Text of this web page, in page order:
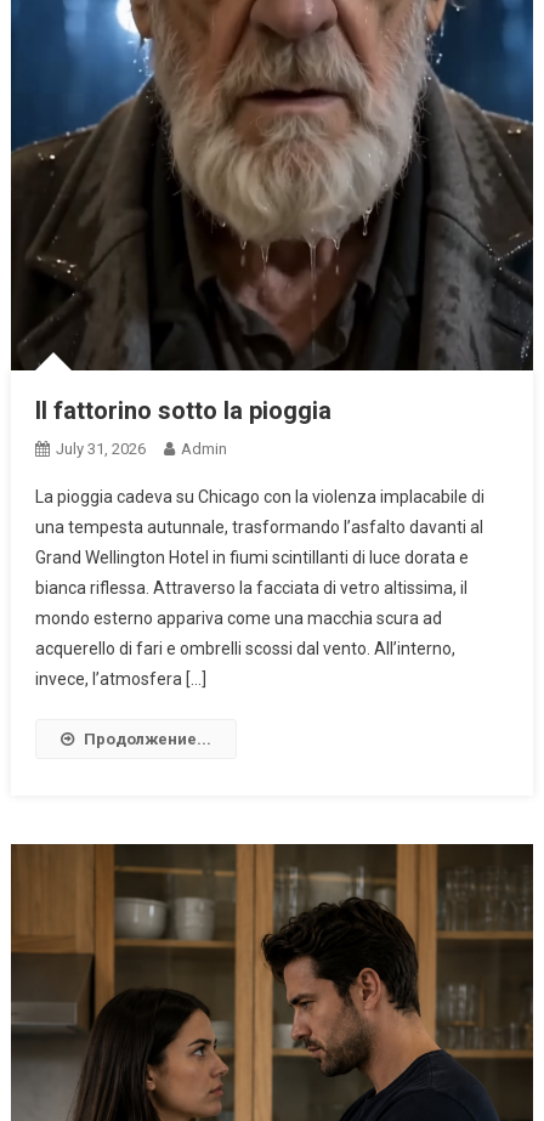
Il fattorino sotto la pioggia
July 31, 2026 Admin
La pioggia cadeva su Chicago con la violenza implacabile di
una tempesta autunnale, trasformando l’asfalto davanti al
Grand Wellington Hotel in fiumi scintillanti di luce dorata e
bianca riflessa. Attraverso la facciata di vetro altissima, il
mondo esterno appariva come una macchia scura ad
acquerello di fari e ombrelli scossi dal vento. All’interno,
invece, l’atmosfera […]
Продолжение...